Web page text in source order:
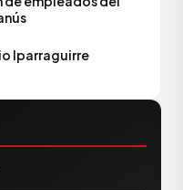
Iparraguirre